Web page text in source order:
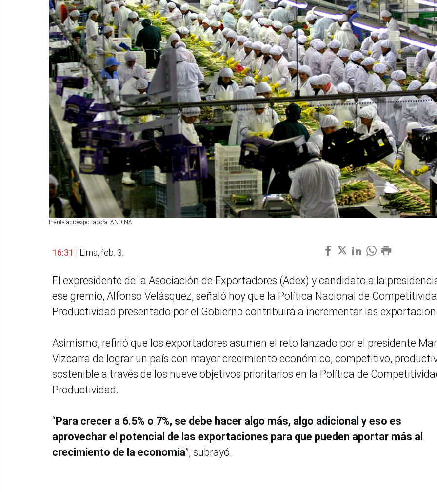
Planta agroexportadora. ANDINA
16:31 | Lima, feb. 3.
El expresidente de la Asociación de Exportadores (Adex) y candidato a la
ese gremio, Alfonso Velásquez, señaló hoy que la Política Nacional de
Productividad presentado por el Gobierno contribuirá a incrementar las
Asimismo, refirió que los exportadores asumen el reto lanzado por el presidente
Vizcarra de lograr un país con mayor crecimiento económico, competitivo,
sostenible a través de los nueve objetivos prioritarios en la Política de
Productividad.
“Para crecer a 6.5% o 7%, se debe hacer algo más, algo adicional y eso es
aprovechar el potencial de las exportaciones para que pueden aportar más al
crecimiento de la economía”, subrayó.